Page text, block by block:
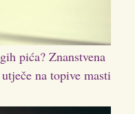
pića? Znanstvena
na topive masti